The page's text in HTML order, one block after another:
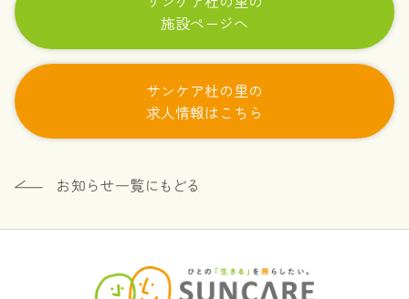
施設ページへ
サンケア杜の里の
求人情報はこちら